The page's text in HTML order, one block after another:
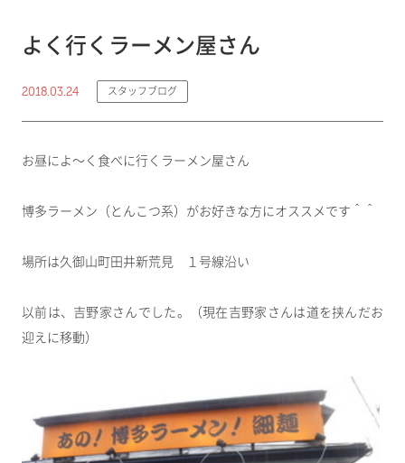
よく行くラーメン屋さん
2018.03.24 スタッフブログ
お昼によ～く食べに行くラーメン屋さん
博多ラーメン（とんこつ系）がお好きな方にオススメです＾＾
場所は久御山町田井新荒見 １号線沿い
以前は、吉野家さんでした。（現在吉野家さんは道を挟んだお
迎えに移動）